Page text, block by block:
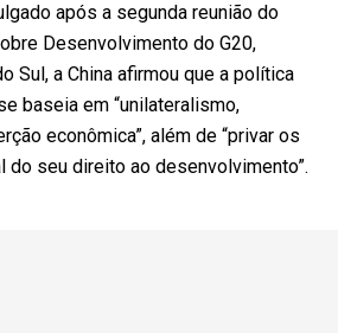
após a segunda reunião do
Desenvolvimento do G20,
Sul, a China afirmou que a política
baseia em “unilateralismo,
econômica”, além de “privar os
do seu direito ao desenvolvimento”.